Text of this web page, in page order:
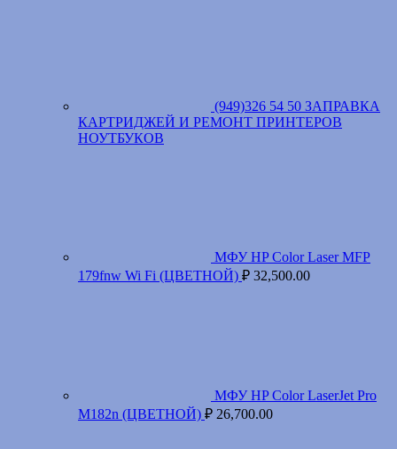
(949)326 54 50 ЗАПРАВКА
КАРТРИДЖЕЙ И РЕМОНТ ПРИНТЕРОВ
НОУТБУКОВ
МФУ HP Color Laser MFP
179fnw Wi Fi (ЦВЕТНОЙ) ₽ 32,500.00
МФУ HP Color LaserJet Pro
M182n (ЦВЕТНОЙ) ₽ 26,700.00